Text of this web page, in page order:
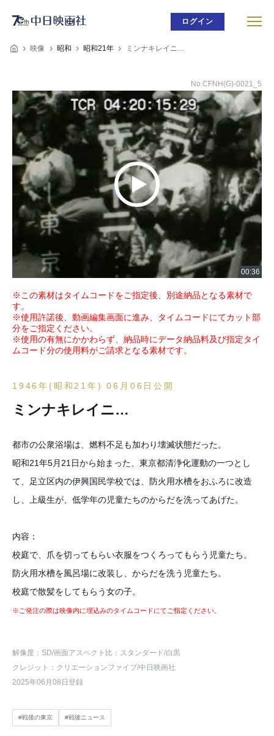
ログイン
映像 昭和 昭和21年 ミンナキレイニ…
No.CFNH(G)-0021_5
※この素材はタイムコードをご指定後、別途納品となる素材で
す。
※使用許諾後、動画編集画面に進み、タイムコードにてカット部
分をご指定ください。
※使用の有無にかかわらず、納品時にデータ納品料及び指定タイ
ムコード分の使用料がご請求となる素材です。
1946年(昭和21年) 06月06日公開
ミンナキレイニ…
都市の公衆浴場は、燃料不足も加わり壊滅状態だった。
昭和21年5月21日から始まった、東京都清浄化運動の一つとし
て、足立区内の伊興国民学校では、防火用水槽をおふろに改造
し、上級生が、低学年の児童たちのからだを洗ってあげた。
内容：
校庭で、爪を切ってもらい衣服をつくろってもらう児童たち。
防火用水槽を風呂場に改装し、からだを洗う児童たち。
校庭で散髪をしてもらう女の子。
※ご発注の際は映像内に埋込みのタイムコードにてご指定ください。
解像度：SD/画面アスペクト比：スタンダード/白黒
クレジット：クリエーションファイブ/中日映画社
2025年06月08日登録
#戦後の東京 #戦後ニュース